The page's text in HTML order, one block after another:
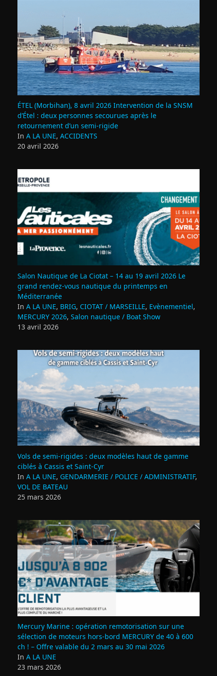
ÉTEL (Morbihan), 8 avril 2026 Intervention de la SNSM
d’Étel : deux personnes secourues après le
retournement d’un semi‑rigide
In A LA UNE, ACCIDENTS
20 avril 2026
Salon Nautique de La Ciotat – 14 au 19 avril 2026 Le
grand rendez‑vous nautique du printemps en
Méditerranée
In A LA UNE, BRIG, CIOTAT / MARSEILLE, Evènementiel,
MERCURY 2026, Salon nautique / Boat Show
13 avril 2026
Vols de semi‑rigides : deux modèles haut de gamme
ciblés à Cassis et Saint‑Cyr
In A LA UNE, GENDARMERIE / POLICE / ADMINISTRATIF,
VOL DE BATEAU
25 mars 2026
Mercury Marine : opération remotorisation sur une
sélection de moteurs hors-bord MERCURY de 40 à 600
ch ! – Offre valable du 2 mars au 30 mai 2026
In A LA UNE
23 mars 2026